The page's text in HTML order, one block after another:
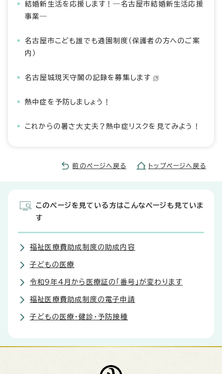
結婚新生活を応援します！―名古屋市結婚新生活応援
事業―
名古屋市こども誰でも通園制度（保護者の方へのご案
内）
名古屋城現天守閣の記録を募集します
熱中症を予防しましょう！
これからの暑さ大丈夫？熱中症リスクを見てみよう！
前のページへ戻る トップページへ戻る
このページを見ている方はこんなページも見ていま
す
福祉医療費助成制度の助成内容
子どもの医療
令和9年4月から医療証の「番号」が変わります
福祉医療費助成制度の電子申請
子どもの医療・健診・予防接種